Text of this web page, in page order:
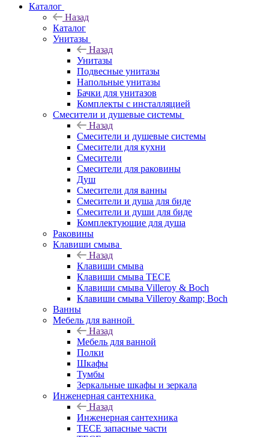
Каталог
Назад
Каталог
Унитазы
Назад
Унитазы
Подвесные унитазы
Напольные унитазы
Бачки для унитазов
Комплекты с инсталляцией
Смесители и душевые системы
Назад
Смесители и душевые системы
Смесители для кухни
Смесители
Смесители для раковины
Душ
Смесители для ванны
Смесители и душа для биде
Смесители и души для биде
Комплектующие для душа
Раковины
Клавиши смыва
Назад
Клавиши смыва
Клавиши смыва TECE
Клавиши смыва Villeroy & Boch
Клавиши смыва Villeroy &amp; Boch
Ванны
Мебель для ванной
Назад
Мебель для ванной
Полки
Шкафы
Тумбы
Зеркальные шкафы и зеркала
Инженерная сантехника
Назад
Инженерная сантехника
TECE запасные части